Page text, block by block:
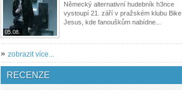
05.08.
Německý alternativní hudebník h3nce
vystoupí 21. září v pražském klubu Bike
Jesus, kde fanouškům nabídne...
» zobrazit více...
RECENZE